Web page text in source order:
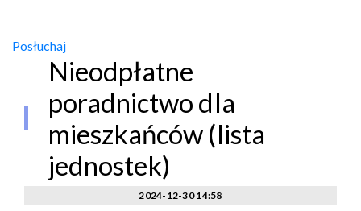
Posłuchaj
Nieodpłatne
poradnictwo dla
mieszkańców (lista
jednostek)
2024-12-30 14:58